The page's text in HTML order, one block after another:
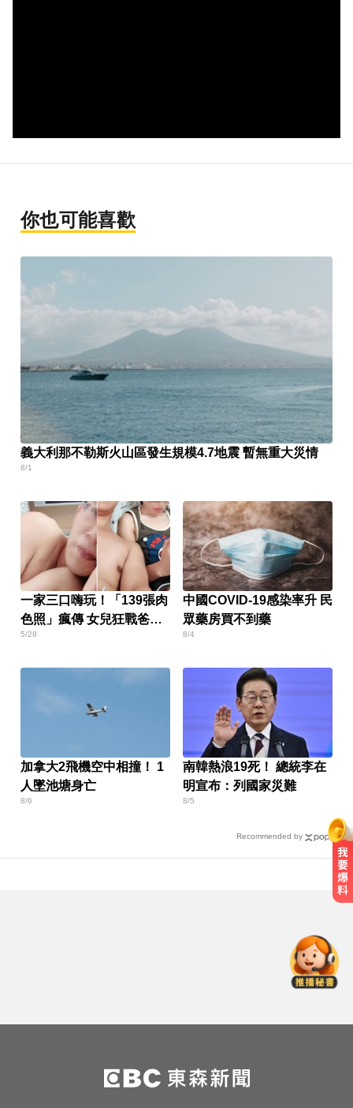
你也可能喜歡
義大利那不勒斯火山區發生規模4.7地震 暫無重大災情
8/1
一家三口嗨玩！「139張肉
色照」瘋傳 女兒狂戰爸爸
懷孕
5/28
中國COVID-19感染率升 民
眾藥房買不到藥
8/4
加拿大2飛機空中相撞！ 1
人墜池塘身亡
8/6
南韓熱浪19死！ 總統李在
明宣布：列國家災難
8/5
Recommended by
德喊：此時不生待何時
出國回台發燒狂拉！男竟罹傷寒 醫
示警：恐爆敗血症